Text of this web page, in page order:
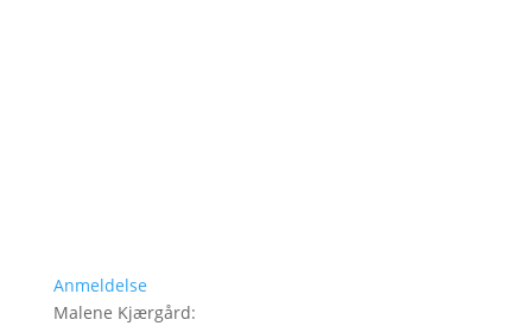
Anmeldelse
Malene Kjærgård: